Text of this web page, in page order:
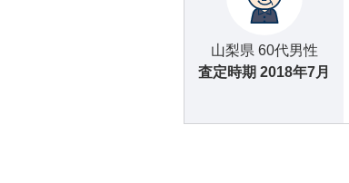
山梨県 60代男性
査定時期 2018年7月